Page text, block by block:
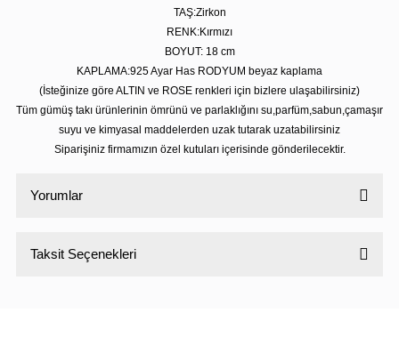
TAŞ:Zirkon
RENK:Kırmızı
BOYUT: 18 cm
KAPLAMA:925 Ayar Has RODYUM beyaz kaplama
(İsteğinize göre ALTIN ve ROSE renkleri için bizlere ulaşabilirsiniz)
Tüm gümüş takı ürünlerinin ömrünü ve parlaklığını su,parfüm,sabun,çamaşır
suyu ve kimyasal maddelerden uzak tutarak uzatabilirsiniz
Siparişiniz firmamızın özel kutuları içerisinde gönderilecektir.
Yorumlar
Taksit Seçenekleri